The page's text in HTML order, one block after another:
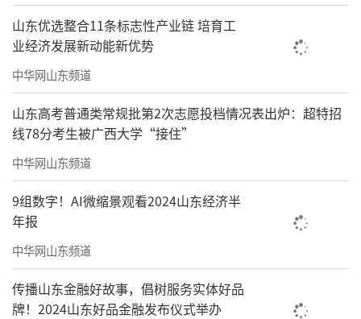
山东优选整合11条标志性产业链 培育工
业经济发展新动能新优势
中华网山东频道
山东高考普通类常规批第2次志愿投档情况表出炉：超特招
线78分考生被广西大学“接住”
中华网山东频道
9组数字！AI微缩景观看2024山东经济半
年报
中华网山东频道
传播山东金融好故事，倡树服务实体好品
牌！2024山东好品金融发布仪式举办